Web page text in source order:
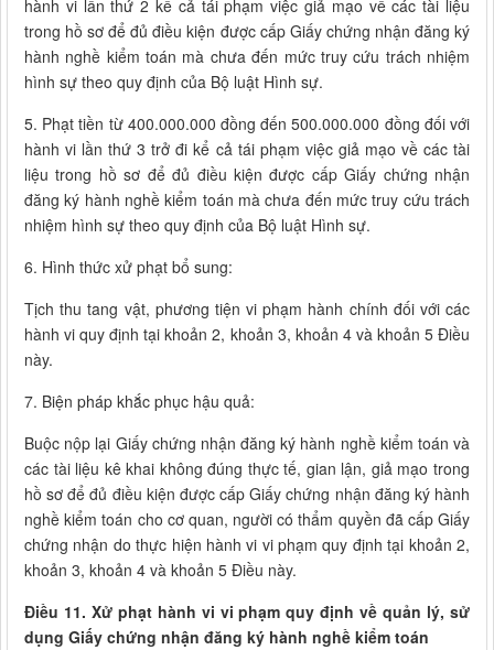
hành vi lần thứ 2 kể cả tái phạm việc giả mạo về các tài liệu
trong hồ sơ để đủ điều kiện được cấp Giấy chứng nhận đăng ký
hành nghề kiểm toán mà chưa đến mức truy cứu trách nhiệm
hình sự theo quy định của Bộ luật Hình sự.
5. Phạt tiền từ 400.000.000 đồng đến 500.000.000 đồng đối với
hành vi lần thứ 3 trở đi kể cả tái phạm việc giả mạo về các tài
liệu trong hồ sơ để đủ điều kiện được cấp Giấy chứng nhận
đăng ký hành nghề kiểm toán mà chưa đến mức truy cứu trách
nhiệm hình sự theo quy định của Bộ luật Hình sự.
6. Hình thức xử phạt bổ sung:
Tịch thu tang vật, phương tiện vi phạm hành chính đối với các
hành vi quy định tại khoản 2, khoản 3, khoản 4 và khoản 5 Điều
này.
7. Biện pháp khắc phục hậu quả:
Buộc nộp lại Giấy chứng nhận đăng ký hành nghề kiểm toán và
các tài liệu kê khai không đúng thực tế, gian lận, giả mạo trong
hồ sơ để đủ điều kiện được cấp Giấy chứng nhận đăng ký hành
nghề kiểm toán cho cơ quan, người có thẩm quyền đã cấp Giấy
chứng nhận do thực hiện hành vi vi phạm quy định tại khoản 2,
khoản 3, khoản 4 và khoản 5 Điều này.
Điều 11. Xử phạt hành vi vi phạm quy định về quản lý, sử
dụng Giấy chứng nhận đăng ký hành nghề kiểm toán